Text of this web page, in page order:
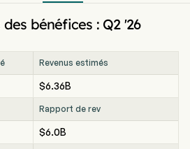
bénéfices : Q2 '26
Revenus estimés
$6.36B
Rapport de rev
$6.0B